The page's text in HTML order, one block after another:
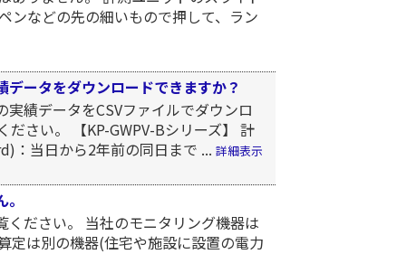
ンなどの先の細いもので押して、ラン
ータをダウンロードできますか？
績データをCSVファイルでダウンロ
さい。 【KP-GWPV-Bシリーズ】 計
：当日から2年前の同日まで ... 詳細表示
ださい。 当社のモニタリング機器は
定は別の機器(住宅や施設に設置の電力